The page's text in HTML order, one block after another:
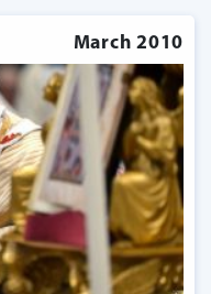
March 2010